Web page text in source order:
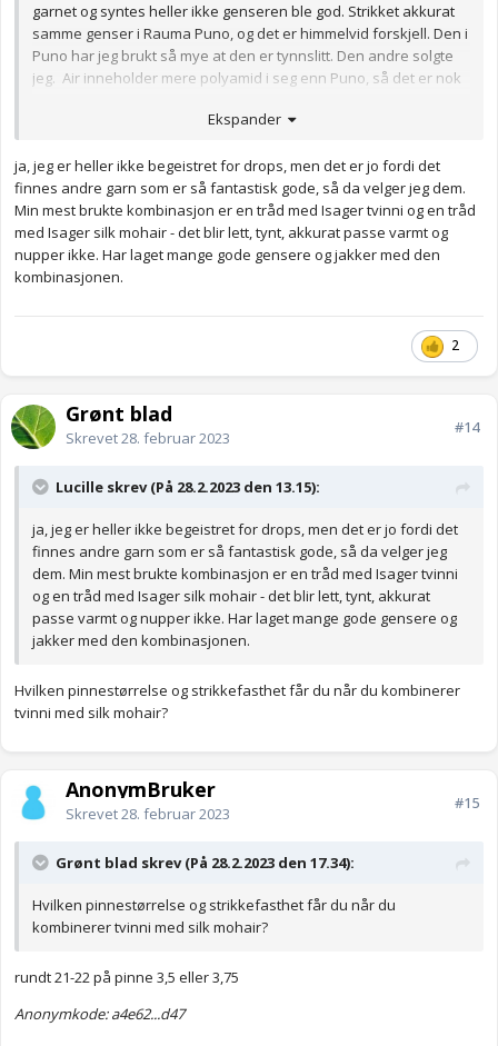
garnet og syntes heller ikke genseren ble god. Strikket akkurat
samme genser i Rauma Puno, og det er himmelvid forskjell. Den i
Puno har jeg brukt så mye at den er tynnslitt. Den andre solgte
jeg. Air inneholder mere polyamid i seg enn Puno, så det er nok
ikke at det er galt med Drops.
Jeg liker heller ikke så godt Sandnes, foretrekker Rauma, Isager,
CaMaRose, JJH design, Hillesvåg..
Akkurat nå strikker jeg Novice sweater -chunky edition med 1
tråd Alpaca 3 fra Isager+ 1 tråd silk mohair fra Isager yarn. En
utrolig godt kombinasjon, veldig godt garn å strikke med. Denne
blir nok en favoritt
Ekspander
ja, jeg er heller ikke begeistret for drops, men det er jo fordi det
finnes andre garn som er så fantastisk gode, så da velger jeg dem.
Min mest brukte kombinasjon er en tråd med Isager tvinni og en tråd
med Isager silk mohair - det blir lett, tynt, akkurat passe varmt og
nupper ikke. Har laget mange gode gensere og jakker med den
kombinasjonen.
2
Grønt blad
Skrevet28. februar 2023
#14
Lucille skrev (På 28.2.2023 den 13.15):
ja, jeg er heller ikke begeistret for drops, men det er jo fordi det
finnes andre garn som er så fantastisk gode, så da velger jeg
dem. Min mest brukte kombinasjon er en tråd med Isager tvinni
og en tråd med Isager silk mohair - det blir lett, tynt, akkurat
passe varmt og nupper ikke. Har laget mange gode gensere og
jakker med den kombinasjonen.
Hvilken pinnestørrelse og strikkefasthet får du når du kombinerer
tvinni med silk mohair?
AnonymBruker
Skrevet28. februar 2023
#15
Grønt blad skrev (På 28.2.2023 den 17.34):
Hvilken pinnestørrelse og strikkefasthet får du når du
kombinerer tvinni med silk mohair?
rundt 21-22 på pinne 3,5 eller 3,75
Anonymkode: a4e62...d47